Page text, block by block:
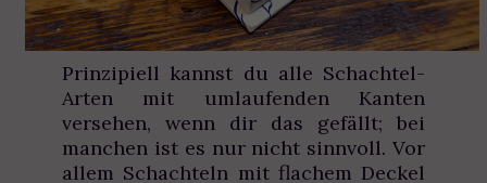
Prinzipiell kannst du alle Schachtel-
Arten mit umlaufenden Kanten
versehen, wenn dir das gefällt; bei
manchen ist es nur nicht sinnvoll. Vor
allem Schachteln mit flachem Deckel